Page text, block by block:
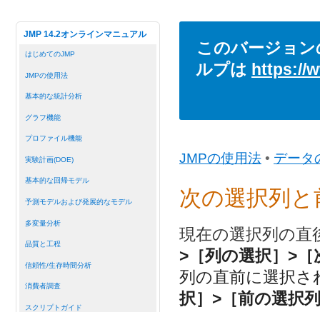
JMP 14.2オンラインマニュアル
はじめてのJMP
JMPの使用法
基本的な統計分析
グラフ機能
プロファイル機能
実験計画(DOE)
基本的な回帰モデル
予測モデルおよび発展的なモデル
多変量分析
品質と工程
信頼性/生存時間分析
消費者調査
スクリプトガイド
このバージョ
ルプは https://
JMPの使用法 • データ
次の選択列
現在の選択列の
>［列の選択］>［
列の直前に選択
択］>［前の選択